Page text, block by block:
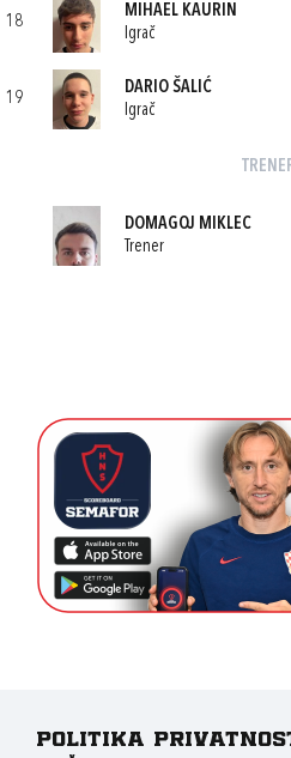
18
MIHAEL KAURIN
Igrač
19
DARIO ŠALIĆ
Igrač
DOMAGOJ MIKLEC
Trener
Politika